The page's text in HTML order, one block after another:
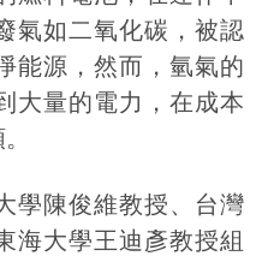
氣如二氧化碳，被認
能源，然而，氫氣的
大量的電力，在成本
學陳俊維教授、台灣
海大學王迪彥教授組